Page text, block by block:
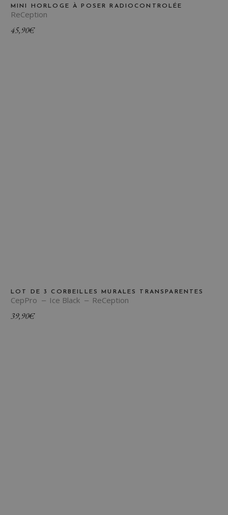
MINI HORLOGE À POSER RADIOCONTROLÉE
ReCeption
45,90€
LOT DE 3 CORBEILLES MURALES TRANSPARENTES
CepPro Ice Black ReCeption
39,90€